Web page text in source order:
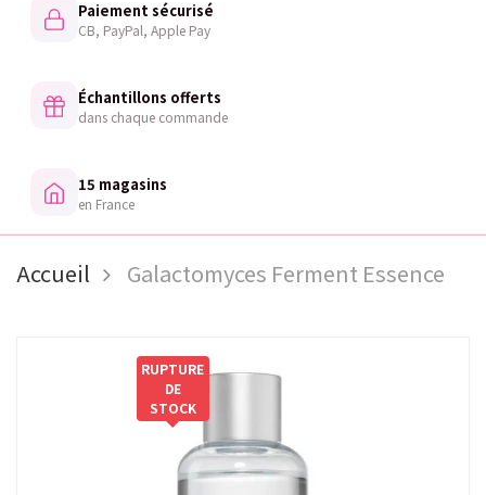
Paiement sécurisé
CB, PayPal, Apple Pay
Échantillons offerts
dans chaque commande
15 magasins
en France
Accueil Galactomyces Ferment Essence
RUPTURE
DE
STOCK